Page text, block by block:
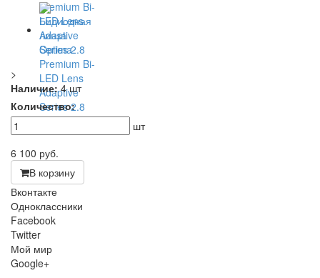
>
Наличие: 4 шт
Количество:
шт
6 100 руб.
В корзину
Вконтакте
Одноклассники
Facebook
Twitter
Мой мир
Google+